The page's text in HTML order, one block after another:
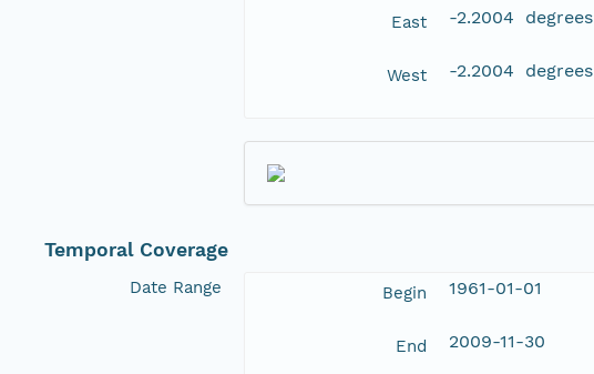
East -2.2004 degrees
West -2.2004 degrees
Temporal Coverage
Date Range Begin 1961-01-01
End 2009-11-30